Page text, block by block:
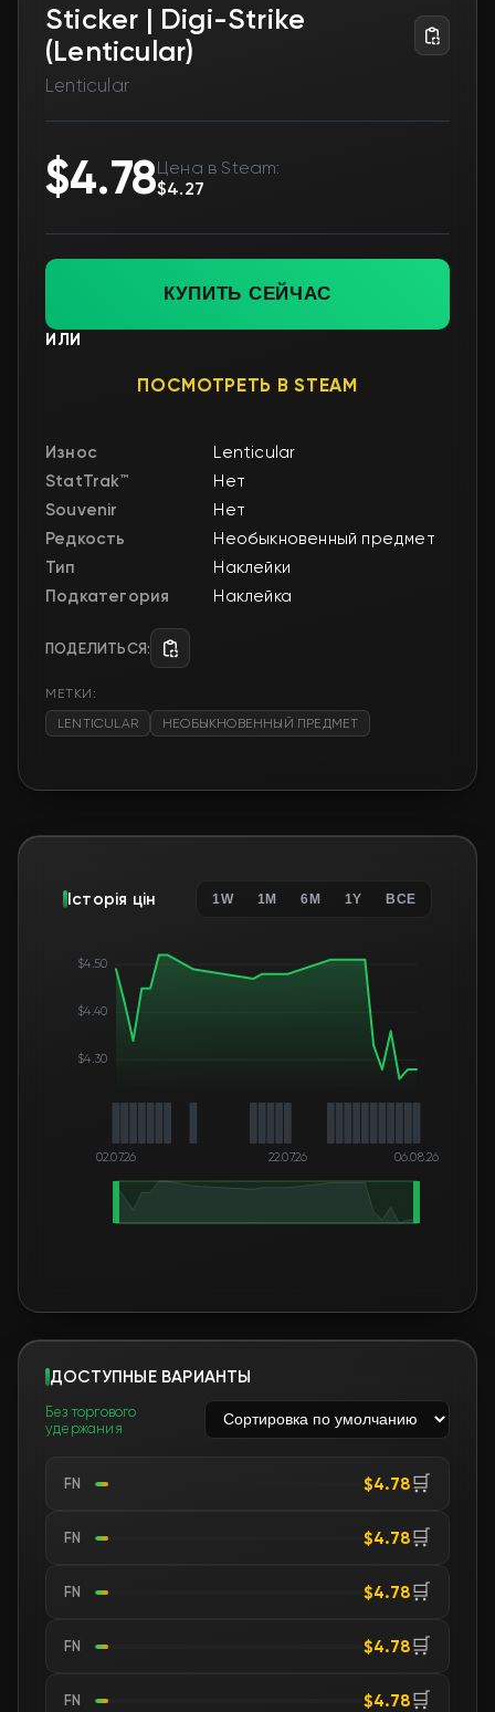
Sticker | Digi-Strike
(Lenticular)
Lenticular
$4.78Цена в Steam:
$4.27
КУПИТЬ СЕЙЧАС
ИЛИ
ПОСМОТРЕТЬ В STEAM
Износ
Lenticular
StatTrak™
Нет
Souvenir
Нет
Редкость
Необыкновенный предмет
Тип
Наклейки
Подкатегория
Наклейка
ПОДЕЛИТЬСЯ:
МЕТКИ:
LENTICULAR
НЕОБЫКНОВЕННЫЙ ПРЕДМЕТ
Історія цін 1W 1M 6M 1Y ВСЕ
$4.30
$4.40
$4.50
02.07.26 22.07.26 06.08.26
ДОСТУПНЫЕ ВАРИАНТЫ
Без торгового
удержания
FN $4.78🛒
FN $4.78🛒
FN $4.78🛒
FN $4.78🛒
FN $4.78🛒